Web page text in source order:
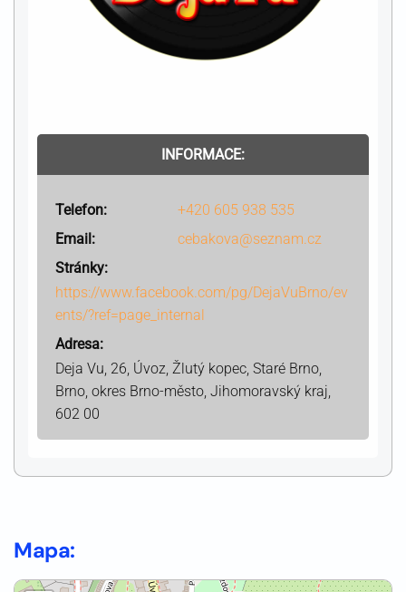
INFORMACE:
Telefon:
+420 605 938 535
Email:
cebakova@seznam.cz
Stránky:
https://www.facebook.com/pg/DejaVuBrno/ev
ents/?ref=page_internal
Adresa:
Deja Vu, 26, Úvoz, Žlutý kopec, Staré Brno,
Brno, okres Brno-město, Jihomoravský kraj,
602 00
Mapa: